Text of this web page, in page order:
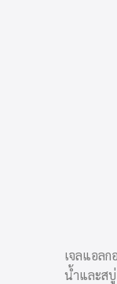
เจลแอล
น้ำและส